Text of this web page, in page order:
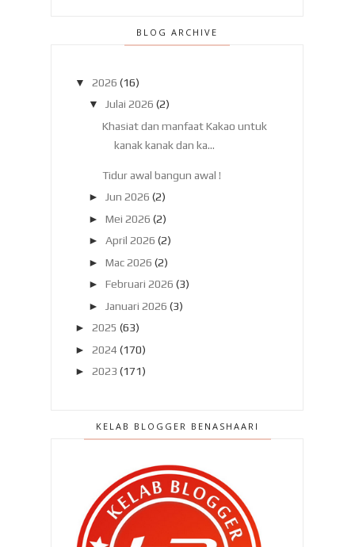
BLOG ARCHIVE
▼ 2026 (16)
▼
Julai 2026 (2)
Khasiat dan manfaat Kakao untuk
kanak kanak dan ka...
Tidur awal bangun awal !
►
Jun 2026 (2)
► Mei 2026 (2)
► April 2026 (2)
► Mac 2026 (2)
► Februari 2026 (3)
►
Januari 2026 (3)
► 2025 (63)
► 2024 (170)
► 2023 (171)
►2020(329)
2018(420)
2017 (648)
►2016(788)
KELAB BLOGGER BENASHAARI